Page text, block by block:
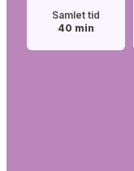
Samlet tid
40minutter
min